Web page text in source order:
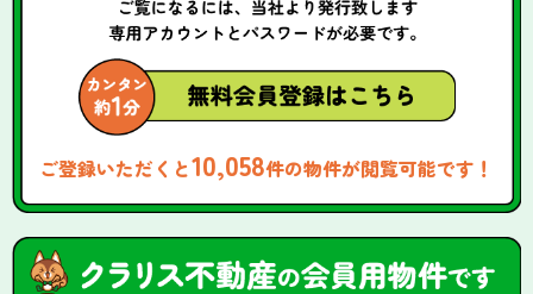
ご登録いただくと10,058件の物件が閲覧可能です！